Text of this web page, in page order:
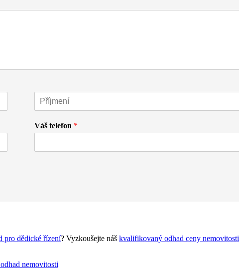
Váš telefon *
pro dědické řízení? Vyzkoušejte náš kvalifikovaný odhad ceny nemovitosti
nemovitosti